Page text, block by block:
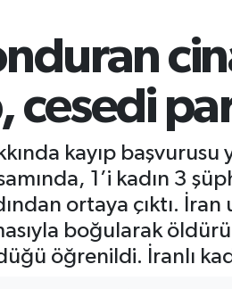
cesedi
kayıp
1’i kadın 3
ortaya çıktı.
boğularak
öğrenildi. İranlı